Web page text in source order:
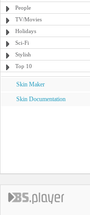
People
TV/Movies
Holidays
Sci-Fi
Stylish
Top 10
Skin Maker
Skin Documentation